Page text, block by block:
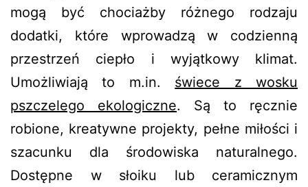
mogą być chociażby różnego rodzaju
dodatki, które wprowadzą w codzienną
przestrzeń ciepło i wyjątkowy klimat.
Umożliwiają to m.in. świece z wosku
pszczelego ekologiczne. Są to ręcznie
robione, kreatywne projekty, pełne miłości i
szacunku dla środowiska naturalnego.
Dostępne w słoiku lub ceramicznym